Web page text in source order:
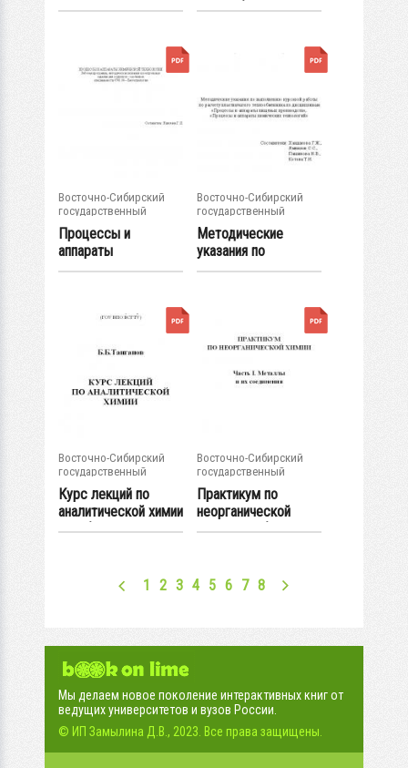
теплообменников :...
Восточно-Сибирский
государственный
университет...
Процессы и
аппараты
химической
Восточно-Сибирский
государственный
университет...
Методические
указания по
выполнению
Восточно-Сибирский
государственный
университет...
Курс лекций по
аналитической химии
: учебное...
Восточно-Сибирский
государственный
университет...
Практикум по
неорганической
химии : учебное...
1 2 3 4 5 6 7 8
Мы делаем новое поколение интерактивных книг от
ведущих университетов и вузов России.
© ИП Замылина Д.В., 2023. Все права защищены.